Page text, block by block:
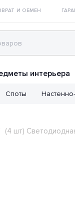
И ОБМЕН
Споты
интерьера
(4 шт)